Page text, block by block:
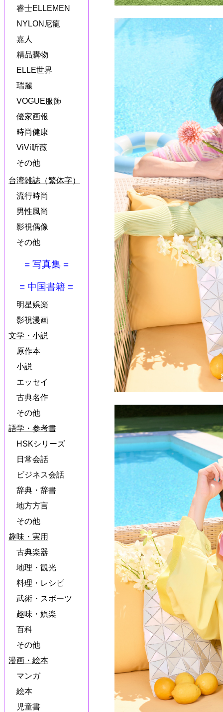
睿士ELLEMEN
NYLON尼龍
嘉人
精品購物
ELLE世界
瑞麗
VOGUE服飾
優家画報
時尚健康
ViVi昕薇
その他
台湾雑誌（繁体字）
流行時尚
男性風尚
影視偶像
その他
= 写真集 =
= 中国書籍 =
明星娯楽
影視漫画
文学・小説
原作本
小説
エッセイ
古典名作
その他
語学・参考書
HSKシリーズ
日常会話
ビジネス会話
辞典・辞書
地方方言
その他
趣味・実用
古典楽器
地理・観光
料理・レシピ
武術・スボーツ
趣味・娯楽
百科
その他
漫画・絵本
マンガ
絵本
児童書